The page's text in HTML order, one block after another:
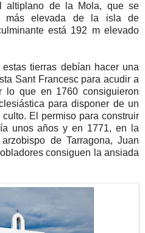
altiplano de la Mola, que se
más elevada de la isla de
está 192 m elevado
tierras debían hacer una
Sant Francesc para acudir a
lo que en 1760 consiguieron
para disponer de un
El permiso para construir
unos años y en 1771, en la
de Tarragona, Juan
consiguen la ansiada